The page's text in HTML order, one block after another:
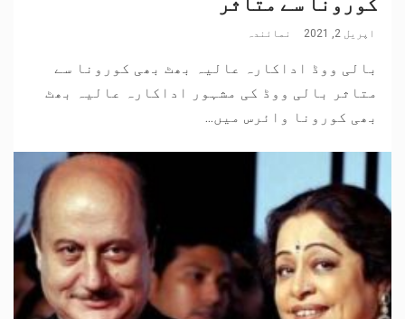
اپریل 2, 2021 نمائندہ
بالی ووڈ اداکارہ عالیہ بھٹ بھی کورونا سے
متاثر بالی ووڈ کی مشہور اداکارہ عالیہ بھٹ
بھی کورونا وائرس میں...